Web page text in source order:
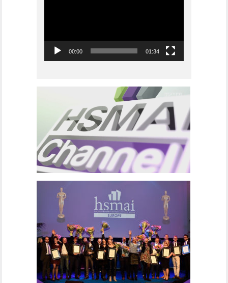
00:00 01:34